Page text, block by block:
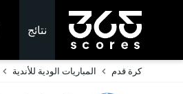
نتائج
كرة قدم المباريات الودية للأندية